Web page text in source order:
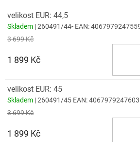
velikost EUR: 44,5
Skladem | 260491/44- EAN:
3 699 Kč
1 899 Kč
velikost EUR: 45
Skladem | 260491/45 EAN:4067979247603
3 699 Kč
1 899 Kč